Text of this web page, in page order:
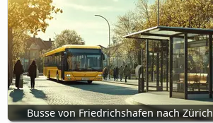
Busse von Friedrichshafen nach Zürich